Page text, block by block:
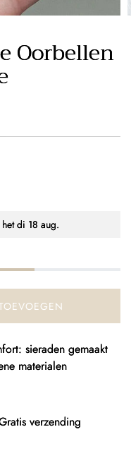
Oorbellen
di 18 aug.
sieraden gemaakt
materialen
verzending